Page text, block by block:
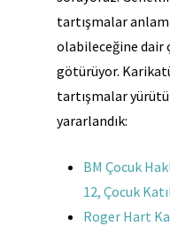
tartışmalar
olabileceğine dair
götürüyor.
tartışmalar
yararlandık:
BM Çocuk
12, Çocuk
Roger Hart